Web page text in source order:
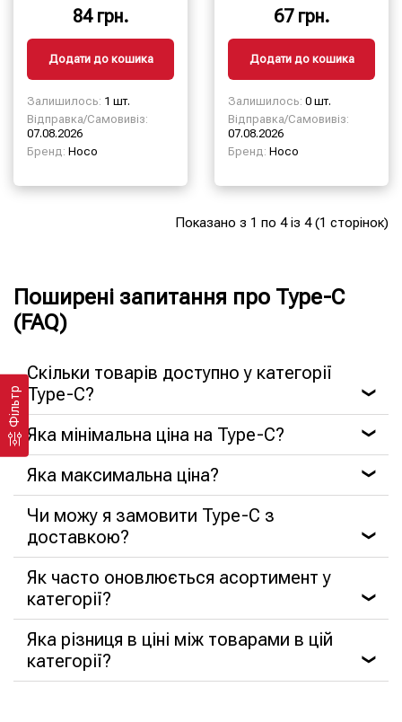
84 грн.
Додати до кошика
Залишилось: 1 шт.
Відправка/Самовивіз:
07.08.2026
Бренд: Hoco
67 грн.
Додати до кошика
Залишилось: 0 шт.
Відправка/Самовивіз:
07.08.2026
Бренд: Hoco
Показано з 1 по 4 із 4 (1 сторінок)
Поширені запитання про Type-C
(FAQ)
Скільки товарів доступно у категорії
Type-C?
❯
Яка мінімальна ціна на Type-C? ❯
Яка максимальна ціна? ❯
Чи можу я замовити Type-C з
доставкою?
❯
Як часто оновлюється асортимент у
категорії?
❯
Яка різниця в ціні між товарами в цій
категорії?
❯
Фільтр